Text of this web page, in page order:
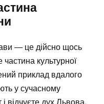
— це дійсно щось
культурної
приклад вдалого
у сучасному
і відчуєте дух Львова,